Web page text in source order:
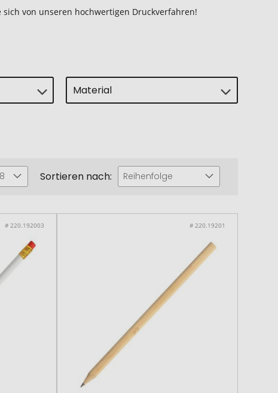
von unseren hochwertigen Druckverfahren!
Material
Sortieren nach: Reihenfolge
# 220.192003 # 220.19201